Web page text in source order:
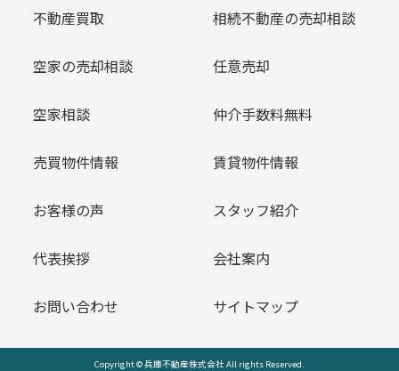
不動産買取 相続不動産の売却相談
空家の売却相談 任意売却
空家相談 仲介手数料無料
売買物件情報 賃貸物件情報
お客様の声 スタッフ紹介
代表挨拶 会社案内
お問い合わせ サイトマップ
Copyright © 兵庫不動産株式会社 All rights Reserved.